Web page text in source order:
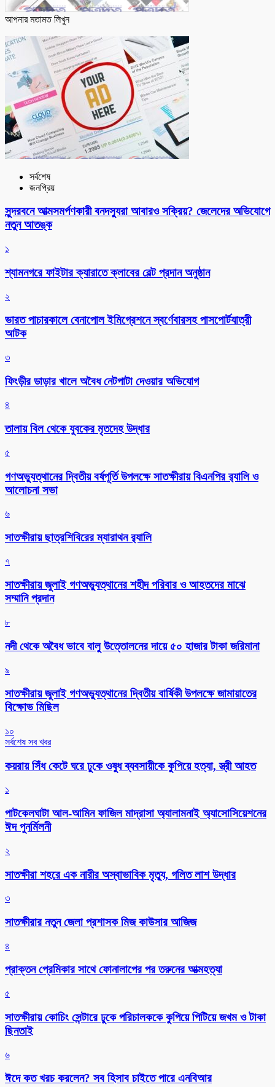
আপনার মতামত লিখুন
সর্বশেষ
জনপ্রিয়
সুন্দরবনে আত্মসমর্পণকারী বনদস্যুরা আবারও সক্রিয়? জেলেদের অভিযোগে
নতুন আতঙ্ক
১
শ্যামনগরে ফাইটার ক্যারাতে ক্লাবের বেল্ট প্রদান অনুষ্ঠান
২
ভারত পাচারকালে বেনাপোল ইমিগ্রেশনে স্বর্ণেবারসহ পাসপোর্টযাত্রী
আটক
৩
ফিংড়ীর ডাড়ার খালে অবৈধ নেটপাটা দেওয়ার অভিযোগ
৪
তালায় বিল থেকে যুবকের মৃতদেহ উদ্ধার
৫
গণঅভ্যুত্থানের দ্বিতীয় বর্ষপূর্তি উপলক্ষে সাতক্ষীরায় বিএনপির র‌্যালি ও
আলোচনা সভা
৬
সাতক্ষীরায় ছাত্রশিবিরের ম্যারাথন র‌্যালি
৭
সাতক্ষীরায় জুলাই গণঅভ্যুত্থানের শহীদ পরিবার ও আহতদের মাঝে
সম্মানি প্রদান
৮
নদী থেকে অবৈধ ভাবে বালু উত্তোলনের দায়ে ৫০ হাজার টাকা জরিমানা
৯
সাতক্ষীরায় জুলাই গণঅভ্যুত্থানের দ্বিতীয় বার্ষিকী উপলক্ষে জামায়াতের
বিক্ষোভ মিছিল
১০
সর্বশেষ সব খবর
কয়রায় সিঁধ কেটে ঘরে ঢুকে ওষুধ ব্যবসায়ীকে কুপিয়ে হত্যা, স্ত্রী আহত
১
পাটকেলঘাটা আল-আমিন ফাজিল মাদ্রাসা অ্যালামনাই অ্যাসোসিয়েশনের
ঈদ পুনর্মিলনী
২
সাতক্ষীরা শহরে এক নারীর অস্বাভাবিক মৃত্যু, গলিত লাশ উদ্ধার
৩
সাতক্ষীরার নতুন জেলা প্রশাসক মিজ কাউসার আজিজ
৪
প্রাক্তন প্রেমিকার সাথে ফোনালাপের পর তরুনের আত্মহত্যা
৫
সাতক্ষীরায় কোচিং সেন্টারে ঢুকে পরিচালককে কুপিয়ে পিটিয়ে জখম ও টাকা
ছিনতাই
৬
ঈদে কত খরচ করলেন? সব হিসাব চাইতে পারে এনবিআর